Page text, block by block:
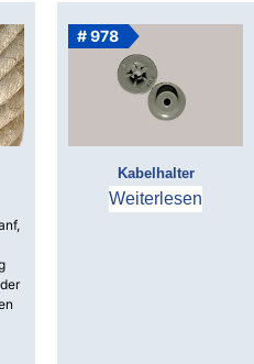
# 978
Kabelhalter
Weiterlesen